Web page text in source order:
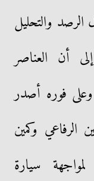
الرصد والتحليل
أن العناصر
وعلى فوره أصدر
الرفاعي وكمين
سيارة